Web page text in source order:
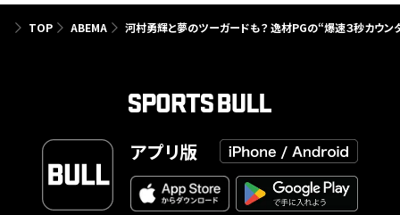
TOP ABEMA 河村勇輝と夢のツーガードも？ 逸材PGの“爆速３秒カウン
アプリ版